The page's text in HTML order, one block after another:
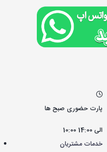
پارت حضوری صبح ها
10:00 الی 14:00
خدمات مشتریان